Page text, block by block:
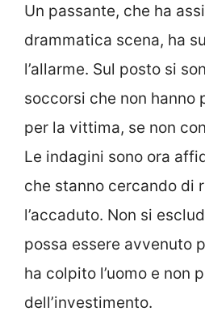
Un passante, che ha
drammatica scena, ha
l’allarme. Sul posto si
soccorsi che non hanno
per la vittima, se non
Le indagini sono ora
che stanno cercando di
l’accaduto. Non si
possa essere avvenuto
ha colpito l’uomo e non
dell’investimento.